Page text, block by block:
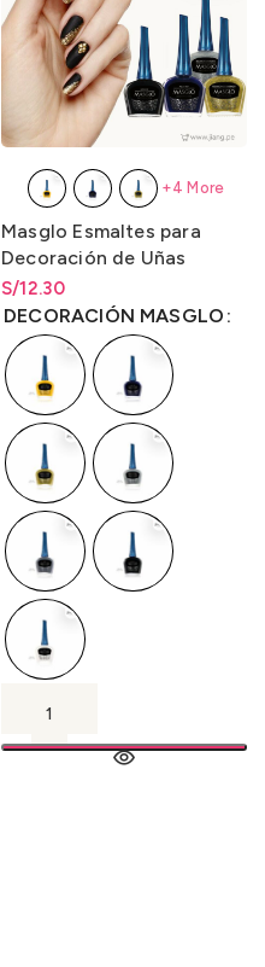
Masglo Esmaltes para
Decoración de Uñas
13.5ml.
S/12.30
Rango de precios: desde
S/12.30hastaS/ 12.30
DECORACIÓN MASGLO
+4 More